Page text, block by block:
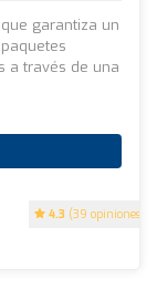
4.3 (39 opiniones)
garantiza un
a través de una